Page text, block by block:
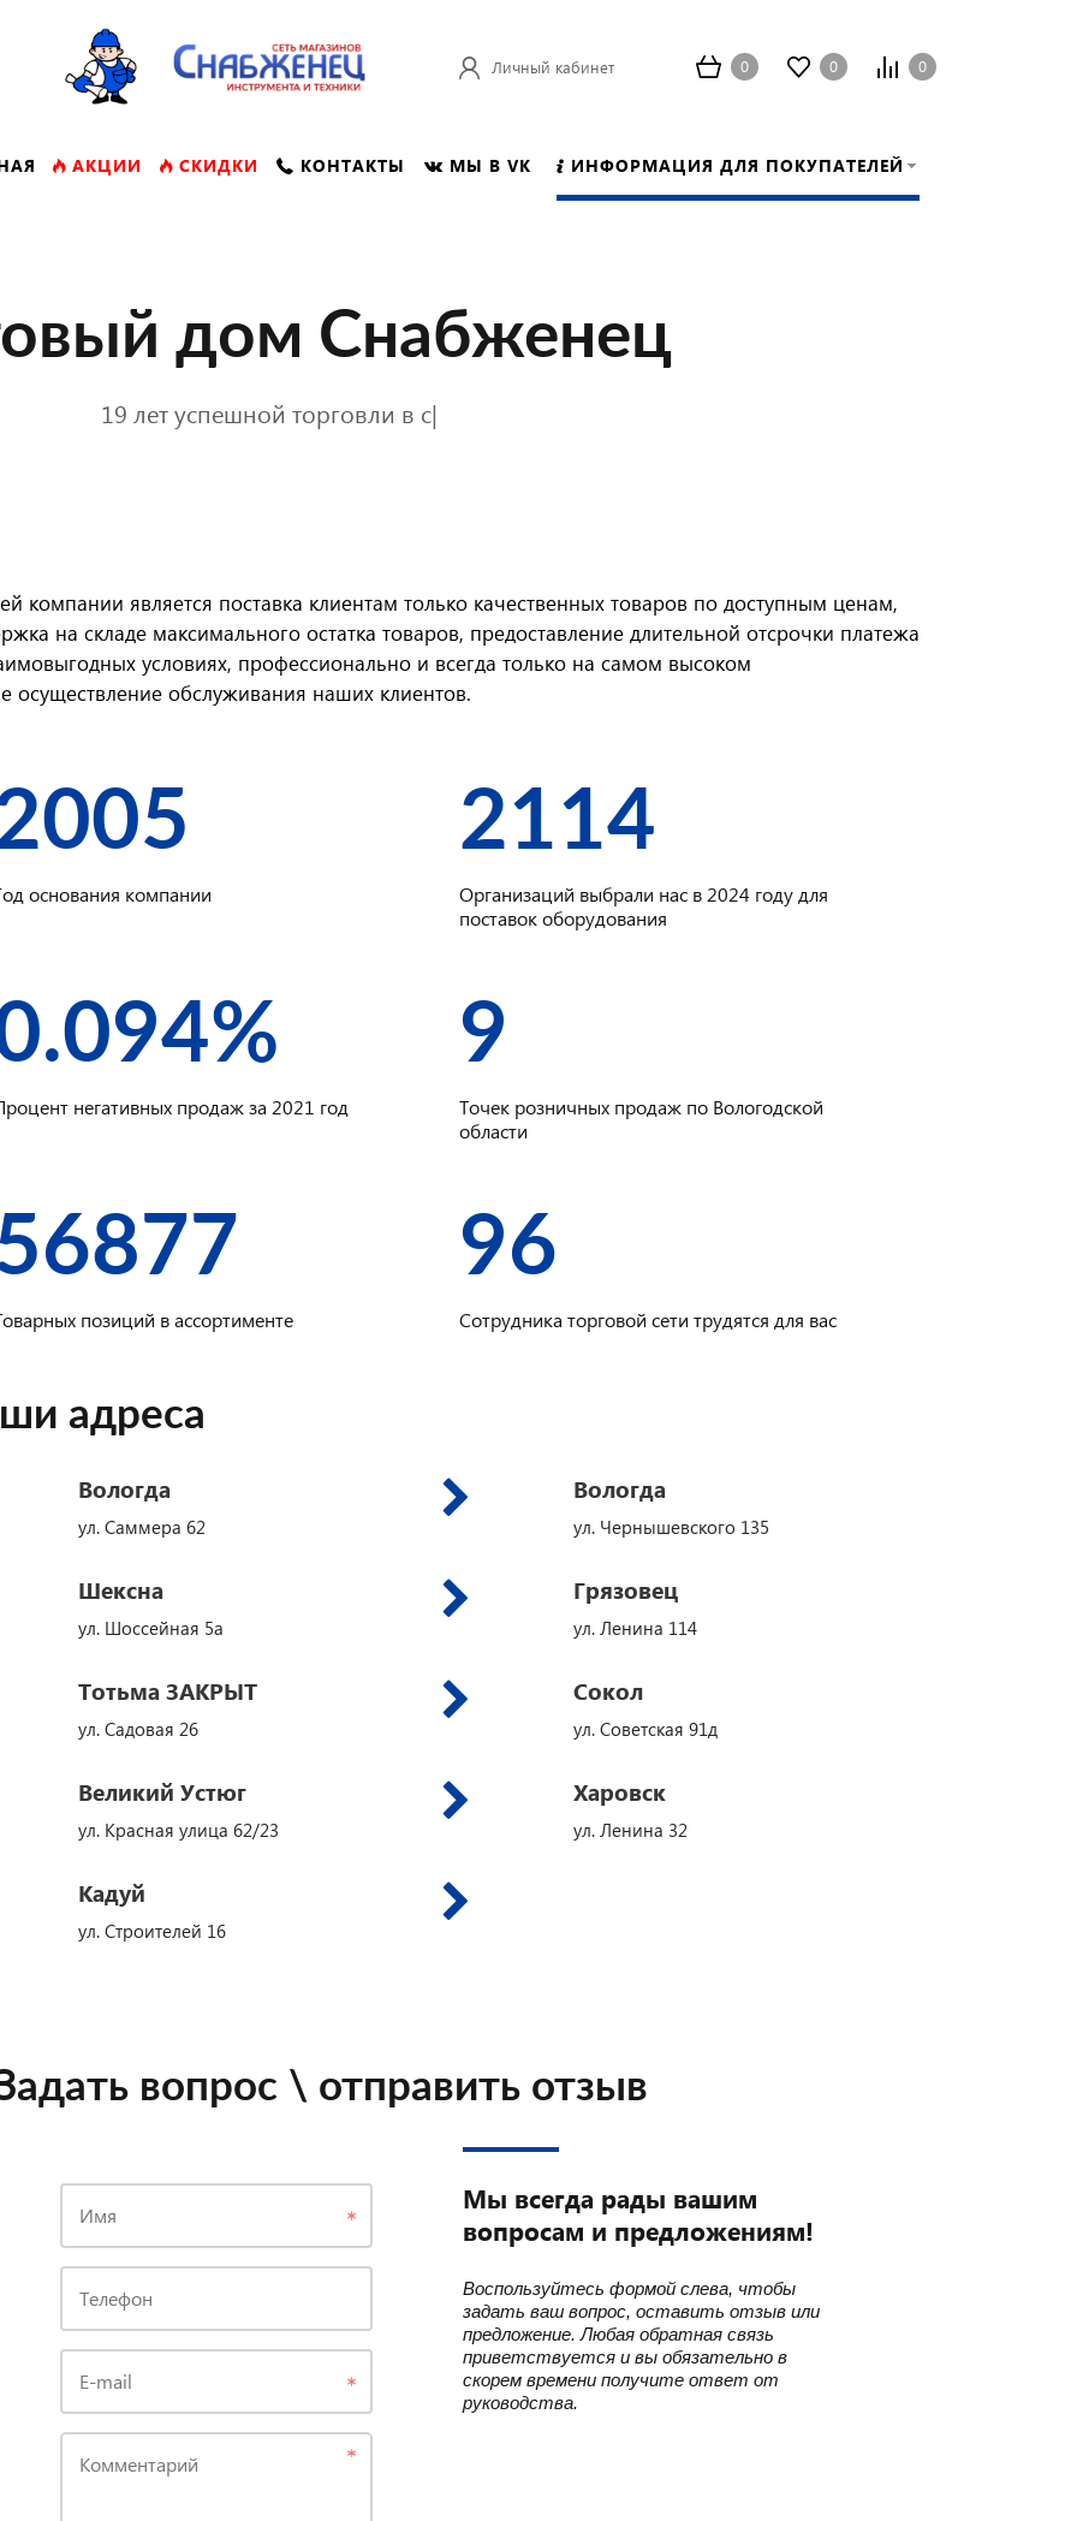
Личный кабинет 0 0 0
АКЦИИ СКИДКИ КОНТАКТЫ МЫ В VK ИНФОРМАЦИЯ ДЛЯ ПОКУПАТЕЛЕЙ
дом Снабженец
19 лет успешной торговли в сфере инс
компании является поставка клиентам только качественных товаров по доступным ценам,
на складе максимального остатка товаров, предоставление длительной отсрочки платежа
условиях, профессионально и всегда только на самом высоком
осуществление обслуживания наших клиентов.
основания компании
2114
Организаций выбрали нас в 2024 году для
поставок оборудования
негативных продаж за 2021 год
9
Точек розничных продаж по Вологодской
области
позиций в ассортименте
96
Сотрудника торговой сети трудятся для вас
адреса
Вологда
ул. Саммера 62
Вологда
ул. Чернышевского 135
Шексна
ул. Шоссейная 5а
Грязовец
ул. Ленина 114
Тотьма ЗАКРЫТ
ул. Садовая 26
Сокол
ул. Советская 91д
Великий Устюг
ул. Красная улица 62/23
Харовск
ул. Ленина 32
Кадуй
ул. Строителей 16
вопрос \ отправить отзыв
Мы всегда рады вашим
вопросам и предложениям!
Воспользуйтесь формой слева, чтобы
задать ваш вопрос, оставить отзыв или
предложение. Любая обратная связь
приветствуется и вы обязательно в
скорем времени получите ответ от
руководства.
Имя
Телефон
E-mail
Комментарий